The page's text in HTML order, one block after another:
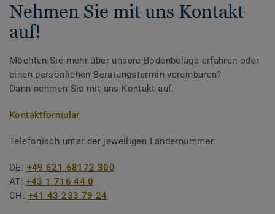
Nehmen Sie mit uns Kontakt
auf!
Möchten Sie mehr über unsere Bodenbeläge erfahren oder
einen persönlichen Beratungstermin vereinbaren?
Dann nehmen Sie mit uns Kontakt auf.
Kontaktformular
Telefonisch unter der jeweiligen Ländernummer:
DE: +49 621 68172 300
AT: +43 1 716 44 0
CH: +41 43 233 79 24